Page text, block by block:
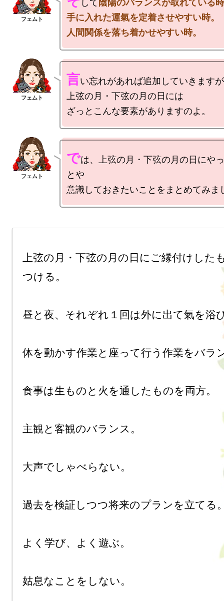
して陰陽のバランスが取れている
手に入れた運氣を定着させやすい時。
人間関係を落ち着かせやすい時。
言い忘れがあれば追加していきます
上弦の月・下弦の月の日には
では、上弦の月・下弦の月の日にや
とや
上弦の月・下弦の月の日にご縁付けした
つける。
昼と夜、それぞれ１回は外に出て氣を浴
体を動かす作業と座って行う作業をバラ
食事は生ものと火を通したものを両方。
主観と客観のバランス。
大声でしゃべらない。
過去を検証しつつ将来のプランを立てる
よく学び、よく遊ぶ。